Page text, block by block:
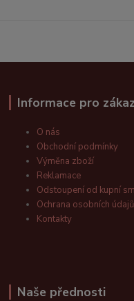
Informace pro
O nás
Obchodní podmínky
Výměna zboží
Reklamace
Odstoupení od kupní
Ochrana osobních údajů
Kontakty
Naše přednosti